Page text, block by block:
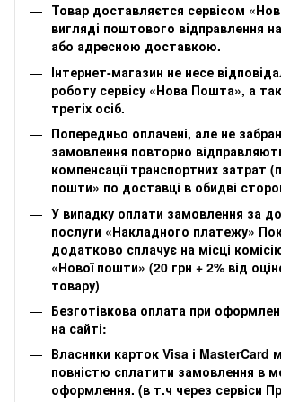
Товар доставляєтся сервісом
вигляді поштового відправлення
або адресною доставкою.
Інтернет-магазин не несе
роботу сервісу «Нова Пошта», а
третіх осіб.
Попередньо оплачені, але не
замовлення повторно
компенсації транспортних затрат
пошти» по доставці в обидві
У випадку оплати замовлення за
послуги «Накладного платежу»
додатково сплачує на місці
«Нової пошти» (20 грн + 2% від
товару)
Безготівкова оплата при
на сайті:
Власники карток Visa і MasterCard
повністю сплатити замовлення в
оформлення. (в т.ч через сервіси